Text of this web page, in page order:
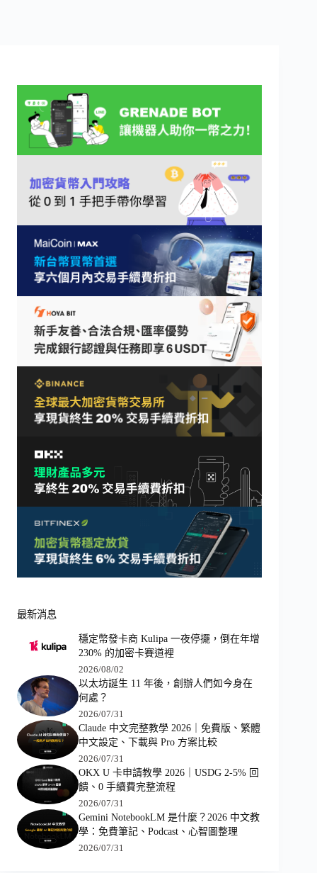
最新消息
穩定幣發卡商 Kulipa 一夜停擺，倒在年增
230% 的加密卡賽道裡
2026/08/02
以太坊誕生 11 年後，創辦人們如今身在
何處？
2026/07/31
Claude 中文完整教學 2026｜免費版、繁體
中文設定、下載與 Pro 方案比較
2026/07/31
OKX U 卡申請教學 2026｜USDG 2-5% 回
饋、0 手續費完整流程
2026/07/31
Gemini NotebookLM 是什麼？2026 中文教
學：免費筆記、Podcast、心智圖整理
2026/07/31